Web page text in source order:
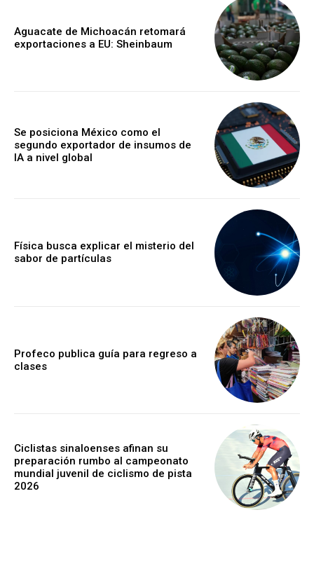
Aguacate de Michoacán retomará
exportaciones a EU: Sheinbaum
Se posiciona México como el
segundo exportador de insumos de
IA a nivel global
Física busca explicar el misterio del
sabor de partículas
Profeco publica guía para regreso a
clases
Ciclistas sinaloenses afinan su
preparación rumbo al campeonato
mundial juvenil de ciclismo de pista
2026